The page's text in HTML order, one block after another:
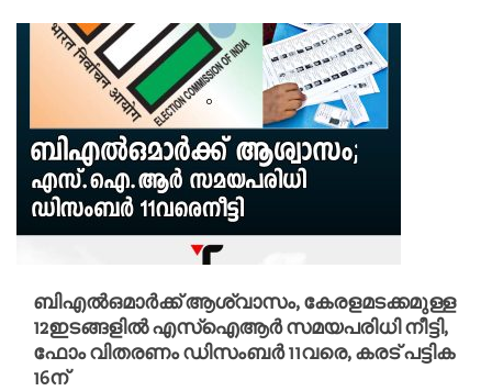
ബിഎൽഒമാര്‍ക്ക് ആശ്വാസം, കേരളമടക്കമുള്ള
12ഇടങ്ങളിൽ എസ്ഐആര്‍ സമയപരിധി നീട്ടി,
ഫോം വിതരണം ഡിസംബര്‍ 11വരെ, കരട് പട്ടിക
16ന്